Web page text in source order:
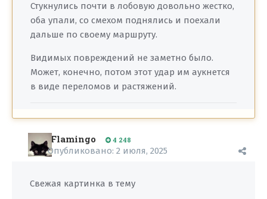
Стукнулись почти в лобовую довольно жестко,
оба упали, со смехом поднялись и поехали
дальше по своему маршруту.
Видимых повреждений не заметно было.
Может, конечно, потом этот удар им аукнется
в виде переломов и растяжений.
Flamingo 4 248
Опубликовано: 2 июля, 2025
Свежая картинка в тему